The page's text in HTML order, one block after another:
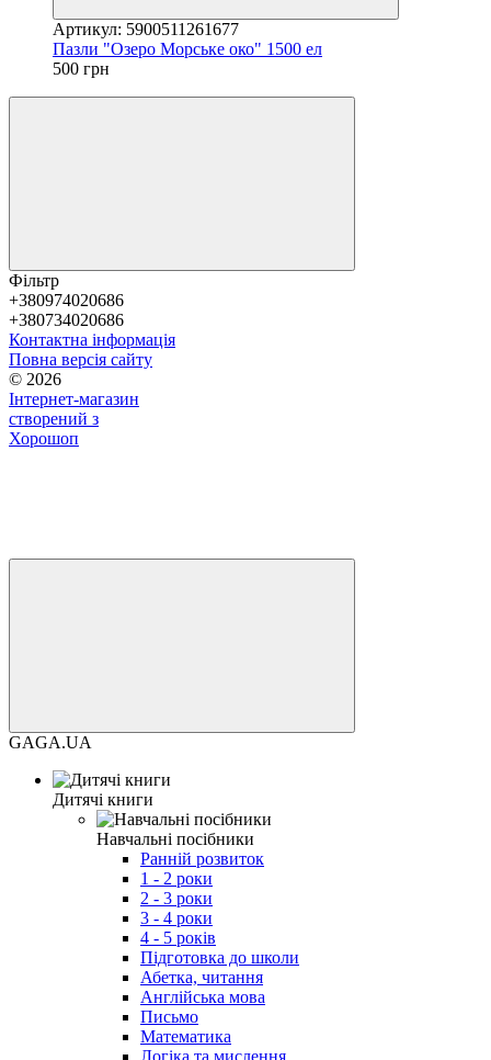
Артикул: 5900511261677
Пазли "Озеро Морське око" 1500 ел
500 грн
Фільтр
+380974020686
+380734020686
Контактна інформація
Повна версія сайту
© 2026
Інтернет-магазин
створений з
Хорошоп
GAGA.UA
Дитячі книги
Навчальні посібники
Ранній розвиток
1 - 2 роки
2 - 3 роки
3 - 4 роки
4 - 5 років
Підготовка до школи
Абетка, читання
Англійська мова
Письмо
Математика
Логіка та мислення